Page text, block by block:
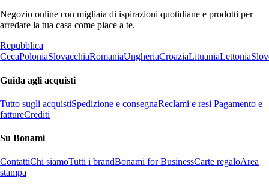
Negozio online con migliaia di ispirazioni quotidiane e prodotti per
arredare la tua casa come piace a te.
Repubblica
CecaPoloniaSlovacchiaRomaniaUngheriaCroaziaLituaniaLettonia
Guida agli acquisti
Tutto sugli acquistiSpedizione e consegnaReclami e resi Pagamento e
fattureCrediti
Su Bonami
ContattiChi siamoTutti i brandBonami for BusinessCarte regaloArea
stampa